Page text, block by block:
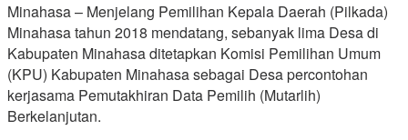
Minahasa – Menjelang Pemilihan Kepala Daerah (Pilkada)
Minahasa tahun 2018 mendatang, sebanyak lima Desa di
Kabupaten Minahasa ditetapkan Komisi Pemilihan Umum
(KPU) Kabupaten Minahasa sebagai Desa percontohan
kerjasama Pemutakhiran Data Pemilih (Mutarlih)
Berkelanjutan.